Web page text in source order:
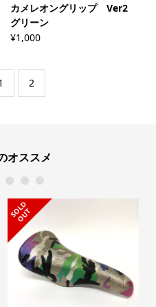
カメレオングリップ Ver2
グリーン
¥1,000
2
オススメ
S
O
L
D
O
U
T
4 5 6